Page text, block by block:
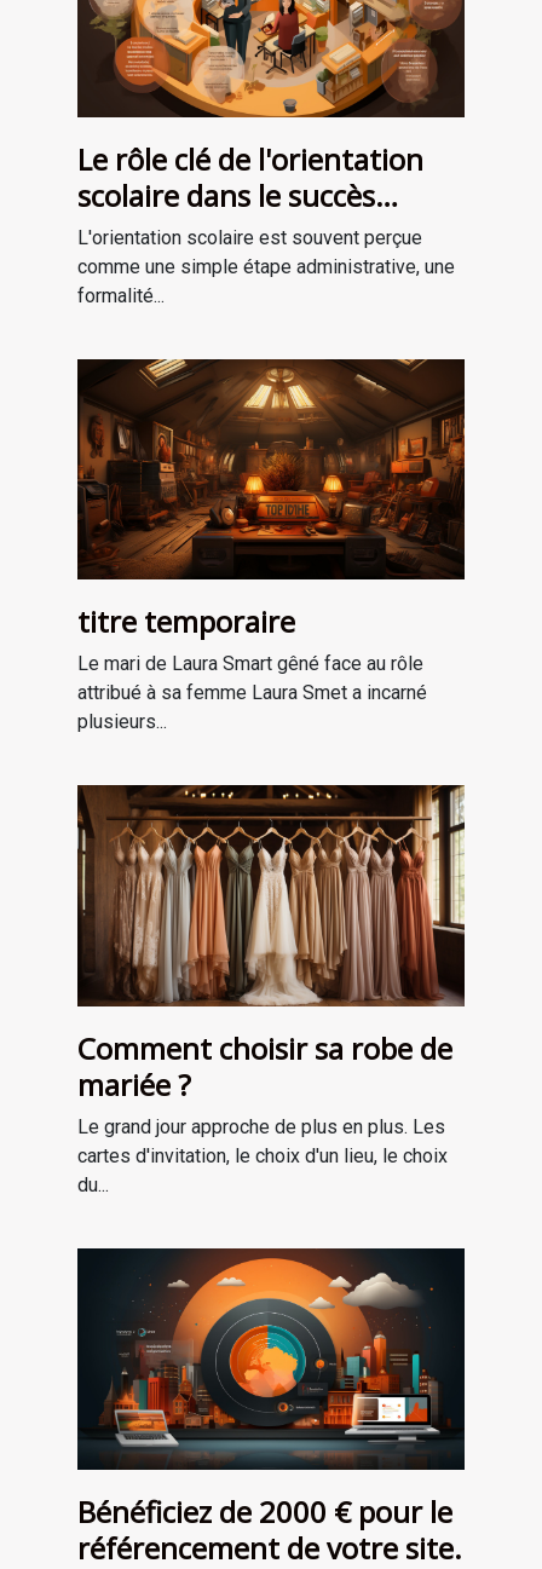
Le rôle clé de l'orientation
scolaire dans le succès
professionnel
L'orientation scolaire est souvent perçue
comme une simple étape administrative, une
formalité...
titre temporaire
Le mari de Laura Smart gêné face au rôle
attribué à sa femme Laura Smet a incarné
plusieurs...
Comment choisir sa robe de
mariée ?
Le grand jour approche de plus en plus. Les
cartes d'invitation, le choix d'un lieu, le choix
du...
Bénéficiez de 2000 € pour le
référencement de votre site.